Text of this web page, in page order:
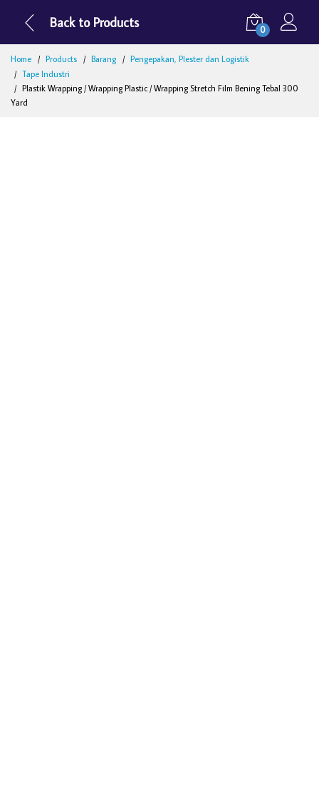
Back to Products 0
Home Products Barang
Pengepakan, Plester dan Logistik
Tape Industri
Plastik Wrapping / Wrapping Plastic / Wrapping Stretch Film Bening Tebal 300
Yard